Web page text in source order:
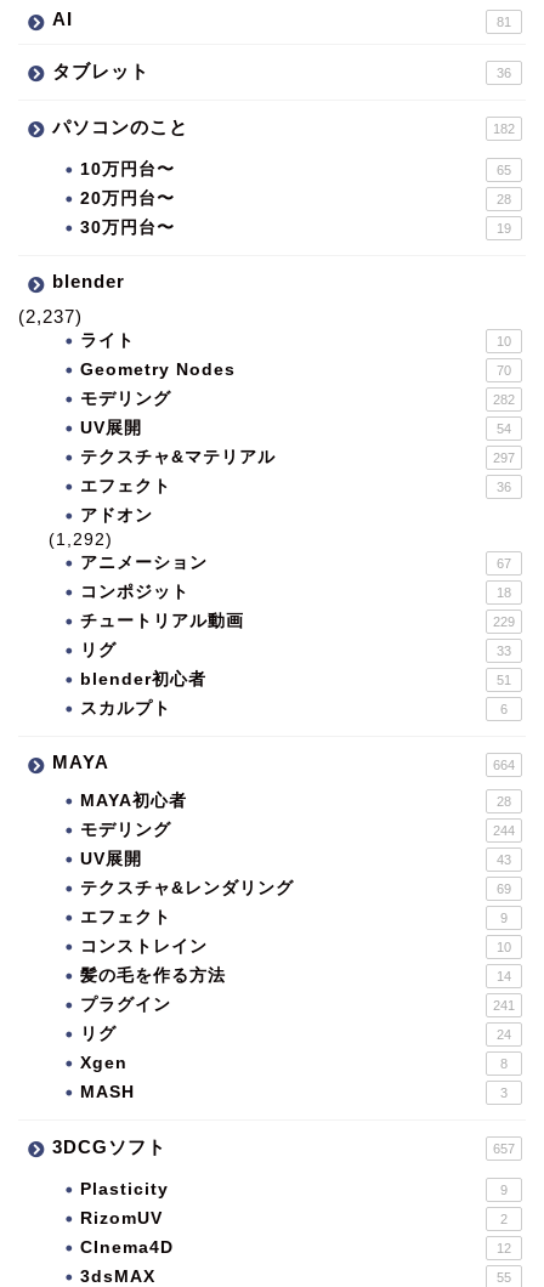
AI 81
タブレット 36
パソコンのこと 182
10万円台〜 65
20万円台〜 28
30万円台〜 19
blender
(2,237)
ライト 10
Geometry Nodes 70
モデリング 282
UV展開 54
テクスチャ&マテリアル 297
エフェクト 36
アドオン
(1,292)
アニメーション
67
コンポジット 18
チュートリアル動画 229
リグ 33
blender初心者 51
スカルプト 6
MAYA 664
MAYA初心者 28
モデリング 244
UV展開 43
テクスチャ&レンダリング 69
エフェクト 9
コンストレイン 10
髪の毛を作る方法 14
プラグイン 241
リグ 24
Xgen 8
MASH 3
3DCGソフト 657
Plasticity 9
RizomUV 2
CInema4D 12
3dsMAX 55